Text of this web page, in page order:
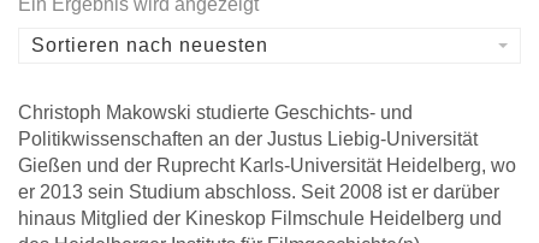
Ein Ergebnis wird angezeigt
Sortieren nach neuesten
Christoph Makowski studierte Geschichts- und
Politikwissenschaften an der Justus Liebig-Universität
Gießen und der Ruprecht Karls-Universität Heidelberg, wo
er 2013 sein Studium abschloss. Seit 2008 ist er darüber
hinaus Mitglied der Kineskop Filmschule Heidelberg und